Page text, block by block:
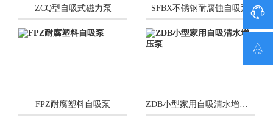
ZCQ型自吸式磁力泵 SFBX不锈钢耐腐蚀自吸泵
FPZ耐腐塑料自吸泵

